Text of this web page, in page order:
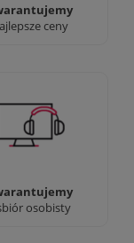
ceny
osobisty
prawdziwi :)
przyjść i